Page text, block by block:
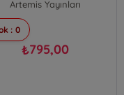
Artemis Yayınları
: 0
₺795,00